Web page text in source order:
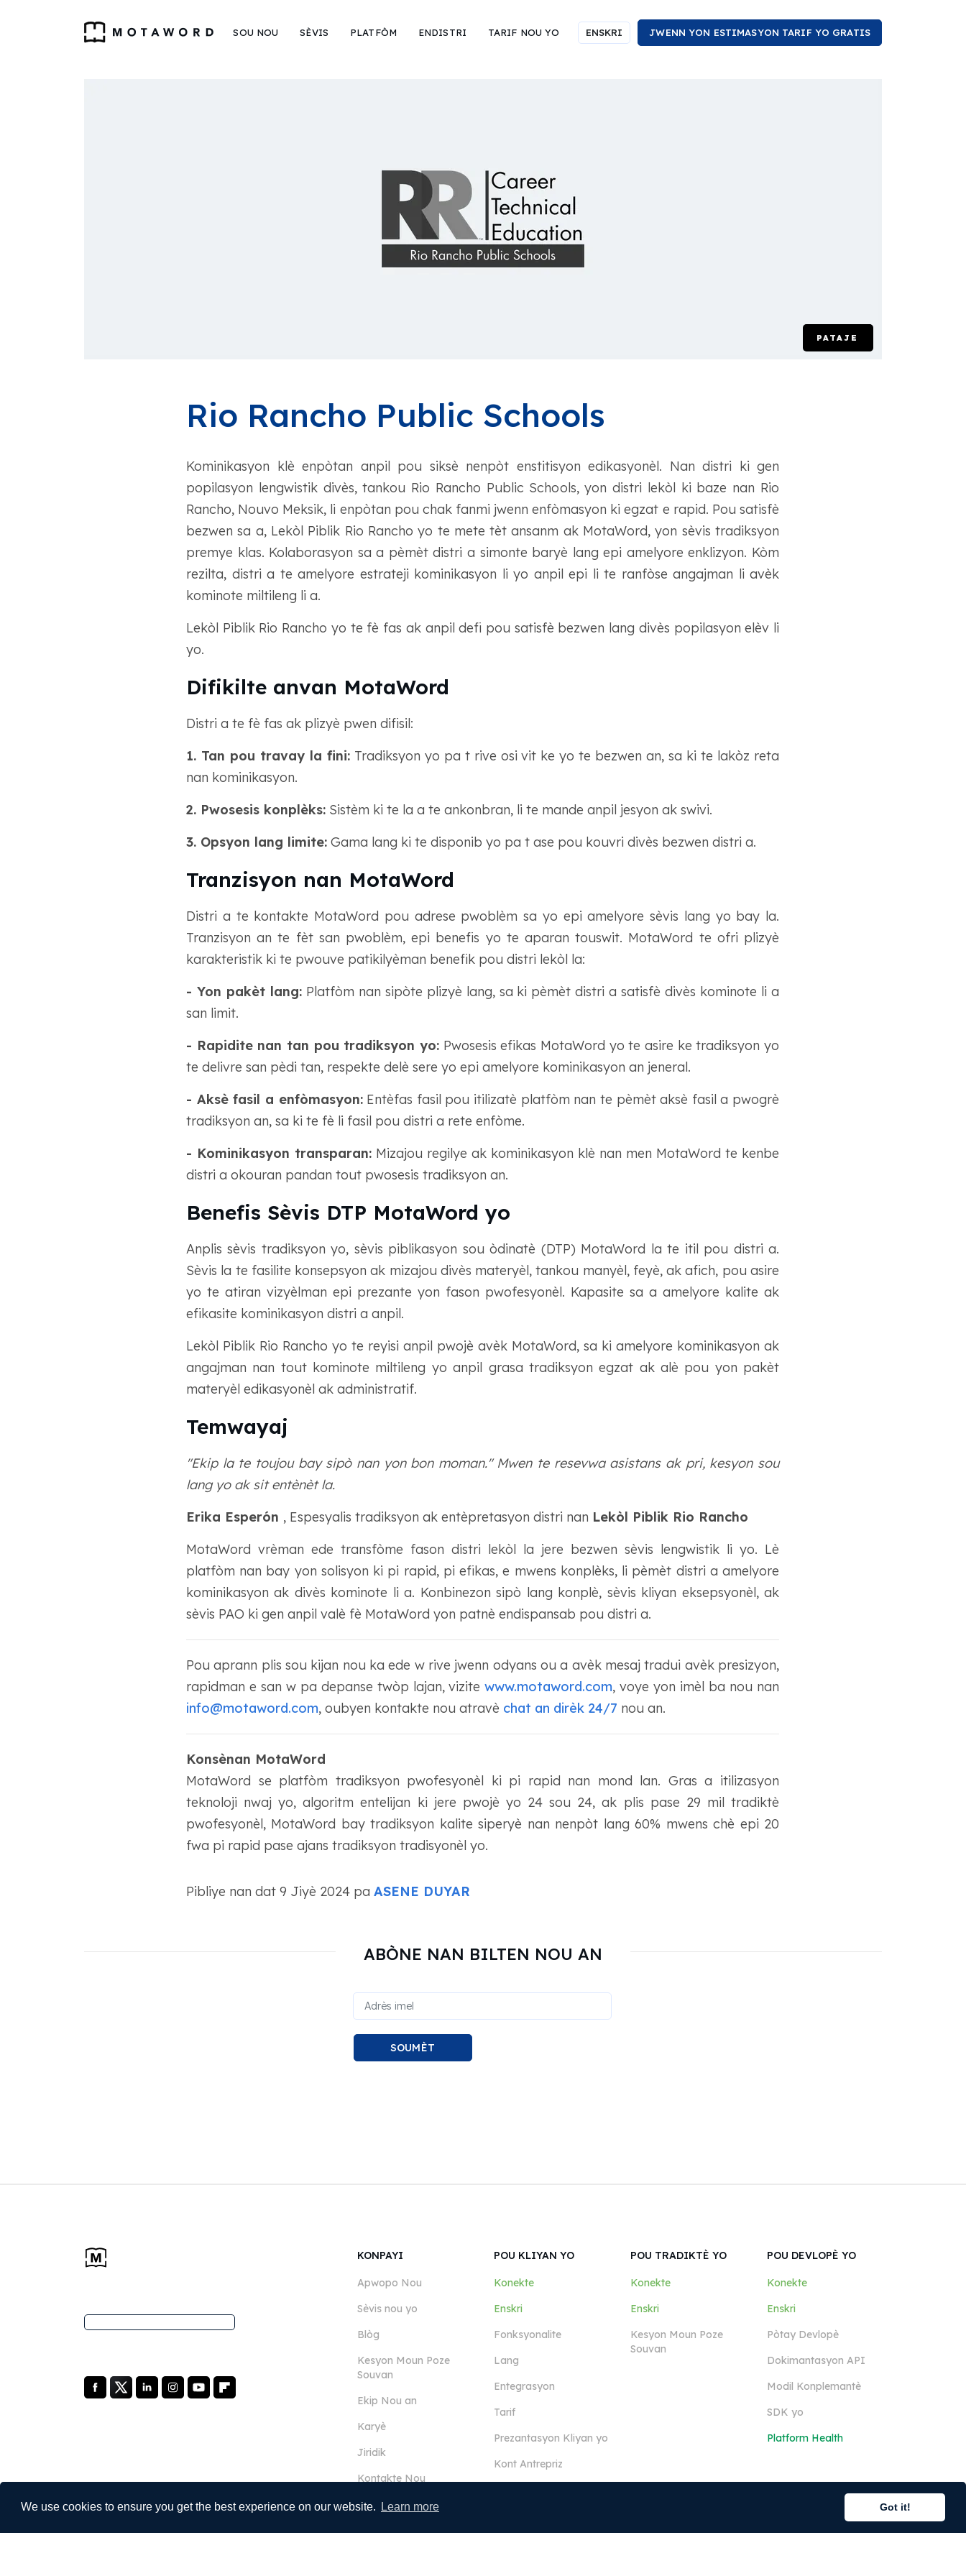
We use cookies to ensure you get the best experience on our website. Learn more Got it!
SOU NOU SÈVIS PLATFÒM ENDISTRI TARIF NOU YO ENSKRI JWENN YON ESTIMASYON TARIF YO GRATIS
PATAJE
Rio Rancho Public Schools
Kominikasyon klè enpòtan anpil pou siksè nenpòt enstitisyon edikasyonèl. Nan distri ki gen
popilasyon lengwistik divès, tankou Rio Rancho Public Schools, yon distri lekòl ki baze nan Rio
Rancho, Nouvo Meksik, li enpòtan pou chak fanmi jwenn enfòmasyon ki egzat e rapid. Pou satisfè
bezwen sa a, Lekòl Piblik Rio Rancho yo te mete tèt ansanm ak MotaWord, yon sèvis tradiksyon
premye klas. Kolaborasyon sa a pèmèt distri a simonte baryè lang epi amelyore enklizyon. Kòm
rezilta, distri a te amelyore estrateji kominikasyon li yo anpil epi li te ranfòse angajman li avèk
kominote miltileng li a.
Lekòl Piblik Rio Rancho yo te fè fas ak anpil defi pou satisfè bezwen lang divès popilasyon elèv li
yo.
Difikilte anvan MotaWord
Distri a te fè fas ak plizyè pwen difisil:
1. Tan pou travay la fini:Tradiksyon yo pa t rive osi vit ke yo te bezwen an, sa ki te lakòz reta
nan kominikasyon.
2. Pwosesis konplèks: Sistèm ki te la a te ankonbran, li te mande anpil jesyon ak swivi.
3. Opsyon lang limite: Gama lang ki te disponib yo pa t ase pou kouvri divès bezwen distri a.
Tranzisyon nan MotaWord
Distri a te kontakte MotaWord pou adrese pwoblèm sa yo epi amelyore sèvis lang yo bay la.
Tranzisyon an te fèt san pwoblèm, epi benefis yo te aparan touswit. MotaWord te ofri plizyè
karakteristik ki te pwouve patikilyèman benefik pou distri lekòl la:
- Yon pakèt lang:Platfòm nan sipòte plizyè lang, sa ki pèmèt distri a satisfè divès kominote li a
san limit.
- Rapidite nan tan pou tradiksyon yo: Pwosesis efikas MotaWord yo te asire ke tradiksyon yo
te delivre san pèdi tan, respekte delè sere yo epi amelyore kominikasyon an jeneral.
- Aksè fasil a enfòmasyon:Entèfas fasil pou itilizatè platfòm nan te pèmèt aksè fasil a pwogrè
tradiksyon an, sa ki te fè li fasil pou distri a rete enfòme.
- Kominikasyon transparan: Mizajou regilye ak kominikasyon klè nan men MotaWord te kenbe
distri a okouran pandan tout pwosesis tradiksyon an.
Benefis Sèvis DTP MotaWord yo
Anplis sèvis tradiksyon yo, sèvis piblikasyon sou òdinatè (DTP) MotaWord la te itil pou distri a.
Sèvis la te fasilite konsepsyon ak mizajou divès materyèl, tankou manyèl, feyè, ak afich, pou asire
yo te atiran vizyèlman epi prezante yon fason pwofesyonèl. Kapasite sa a amelyore kalite ak
efikasite kominikasyon distri a anpil.
Lekòl Piblik Rio Rancho yo te reyisi anpil pwojè avèk MotaWord, sa ki amelyore kominikasyon ak
angajman nan tout kominote miltileng yo anpil grasa tradiksyon egzat ak alè pou yon pakèt
materyèl edikasyonèl ak administratif.
Temwayaj
"Ekip la te toujou bay sipò nan yon bon moman." Mwen te resevwa asistans ak pri, kesyon sou
lang yo ak sit entènèt la.
Erika Esperón , Espesyalis tradiksyon ak entèpretasyon distri nan Lekòl Piblik Rio Rancho
MotaWord vrèman ede transfòme fason distri lekòl la jere bezwen sèvis lengwistik li yo. Lè
platfòm nan bay yon solisyon ki pi rapid, pi efikas, e mwens konplèks, li pèmèt distri a amelyore
kominikasyon ak divès kominote li a. Konbinezon sipò lang konplè, sèvis kliyan eksepsyonèl, ak
sèvis PAO ki gen anpil valè fè MotaWord yon patnè endispansab pou distri a.
Pou aprann plis sou kijan nou ka ede w rive jwenn odyans ou a avèk mesaj tradui avèk presizyon,
rapidman e san w pa depanse twòp lajan, vizitewww.motaword.com, voye yon imèl ba nou nan
info@motaword.com, oubyen kontakte nou atravè chat an dirèk 24/7 nou an.
Konsènan MotaWord
MotaWord se platfòm tradiksyon pwofesyonèl ki pi rapid nan mond lan. Gras a itilizasyon
teknoloji nwaj yo, algoritm entelijan ki jere pwojè yo 24 sou 24, ak plis pase 29 mil tradiktè
pwofesyonèl, MotaWord bay tradiksyon kalite siperyè nan nenpòt lang 60% mwens chè epi 20
fwa pi rapid pase ajans tradiksyon tradisyonèl yo.
Pibliye nan dat 9 Jiyè 2024 pa ASENE DUYAR
ABÒNE NAN BILTEN NOU AN
SOUMÈT
KONPAYI
Apwopo Nou
Sèvis nou yo
Blòg
Kesyon Moun Poze
Souvan
Ekip Nou an
Karyè
Jiridik
Kontakte Nou
POU KLIYAN YO
Konekte
Enskri
Fonksyonalite
Lang
Entegrasyon
Tarif
Prezantasyon Kliyan yo
Kont Antrepriz
POU TRADIKTÈ YO
Konekte
Enskri
Kesyon Moun Poze
Souvan
POU DEVLOPÈ YO
Konekte
Enskri
Pòtay Devlopè
Dokimantasyon API
Modil Konplemantè
SDK yo
Platform Health